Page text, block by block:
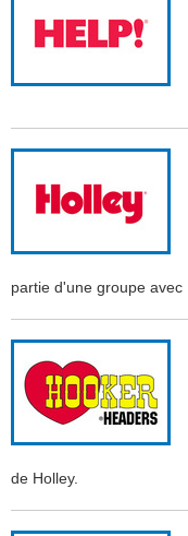
partie d'une groupe avec
de Holley.